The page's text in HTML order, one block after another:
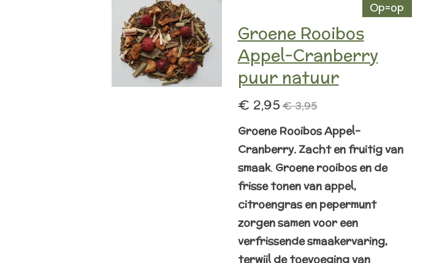
Op=op
Groene Rooibos
Appel-Cranberry
puur natuur
€ 2,95€ 3,95
Groene Rooibos Appel-
Cranberry. Zacht en fruitig van
smaak. Groene rooibos en de
frisse tonen van appel,
citroengras en pepermunt
zorgen samen voor een
verfrissende smaakervaring,
terwijl de toevoeging van